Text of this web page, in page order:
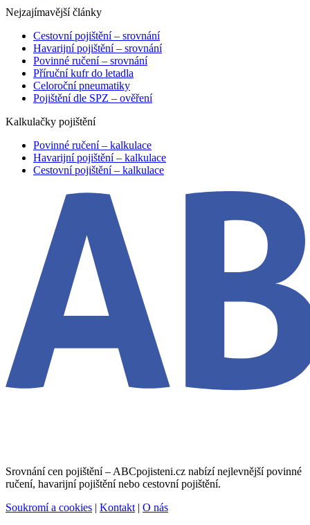
Nejzajímavější články
Cestovní pojištění – srovnání
Havarijní pojištění – srovnání
Povinné ručení – srovnání
Příruční kufr do letadla
Celoroční pneumatiky
Pojištění dle SPZ – ověření
Kalkulačky pojištění
Povinné ručení – kalkulace
Havarijní pojištění – kalkulace
Cestovní pojištění – kalkulace
Srovnání cen pojištění – ABCpojisteni.cz nabízí nejlevnější povinné
ručení, havarijní pojištění nebo cestovní pojištění.
Soukromí a cookies | Kontakt | O nás